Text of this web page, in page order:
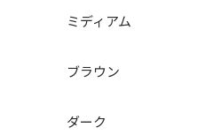
ミディアム
ブラウン
ダーク